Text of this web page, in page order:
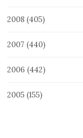
2008 (405)
2007 (440)
2006 (442)
2005 (155)